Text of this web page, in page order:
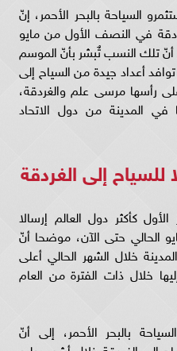
السياحة بالبحر الأحمر، إنّ
في النصف الأول من مايو
لافتا إلى أنّ تلك النسب تٌبشر بأنّ الموسم
أعداد جيدة من السياح إلى
رأسها مرسى علم والغردقة،
في المدينة من دول الاتحاد
للسياح إلى الغردقة
كأكثر دول العالم إرسالا
الحالي حتى الآن، موضحا أنّ
خلال الشهر الحالي أعلى
خلال ذات الفترة من العام
بالبحر الأحمر، إلى أنّ